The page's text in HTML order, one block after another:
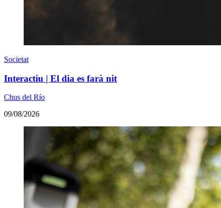
Societat
Interactiu | El dia es farà nit
Chus del Río
09/08/2026